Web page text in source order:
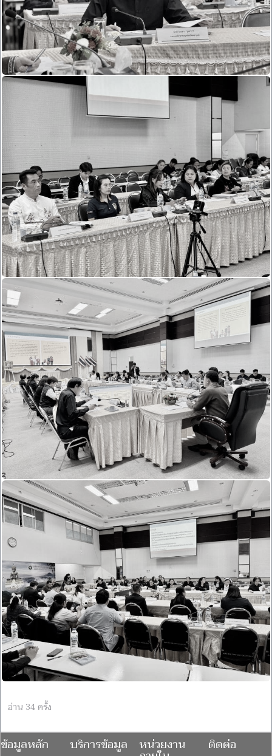
อ่าน 34 ครั้ง
ข้อมูลหลัก บริการข้อมูล หน่วยงาน
ติดต่อ